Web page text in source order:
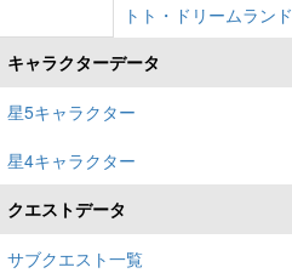
トト・ドリームランド
キャラクターデータ
星5キャラクター
星4キャラクター
クエストデータ
サブクエスト一覧